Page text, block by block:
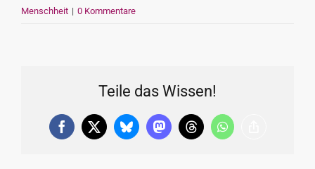
Menschheit | 0 Kommentare
Teile das Wissen!
Facebook
X BlueskyMastodonThreadsWhatsApp